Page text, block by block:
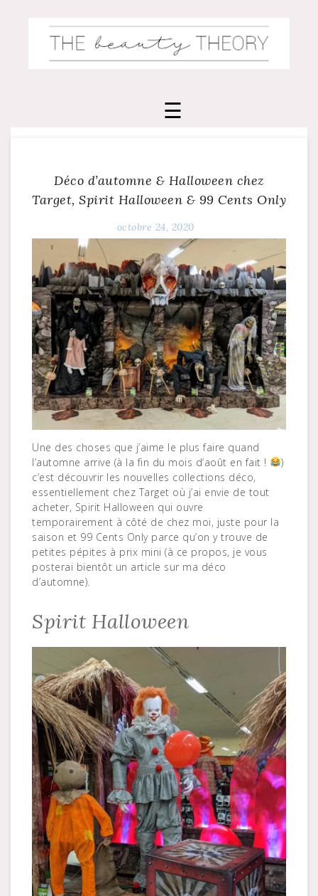
Déco d’automne & Halloween chez
Target, Spirit Halloween & 99 Cents Only
octobre 24, 2020
Une des choses que j’aime le plus faire quand
l’automne arrive (à la fin du mois d’août en fait !
)
c’est découvrir les nouvelles collections déco,
essentiellement chez Target où j’ai envie de tout
acheter, Spirit Halloween qui ouvre
temporairement à côté de chez moi, juste pour la
saison et 99 Cents Only parce qu’on y trouve de
petites pépites à prix mini (à ce propos, je vous
posterai bientôt un article sur ma déco
d’automne).
Spirit Halloween